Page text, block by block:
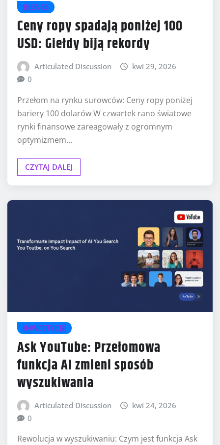
BIZNES
Ceny ropy spadają poniżej 100
USD: Giełdy biją rekordy
Articulated Discussion
kwi 29, 2026
0
Przełom na rynku surowców: Ceny ropy poniżej
bariery 100 dolarów W czwartek rano światowe
rynki finansowe zareagowały z ogromnym
optymizmem…
CZYTAJ DALEJ
INWESTYCJE
Ask YouTube: Przełomowa
funkcja AI zmieni sposób
wyszukiwania
Articulated Discussion
kwi 24, 2026
0
Rewolucja w wyszukiwaniu: Czym jest funkcja Ask